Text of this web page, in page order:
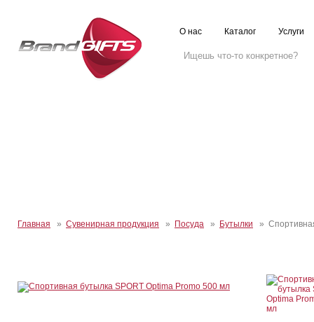
О нас Каталог Услуги
Главная » Сувенирная продукция » Посуда » Бутылки »